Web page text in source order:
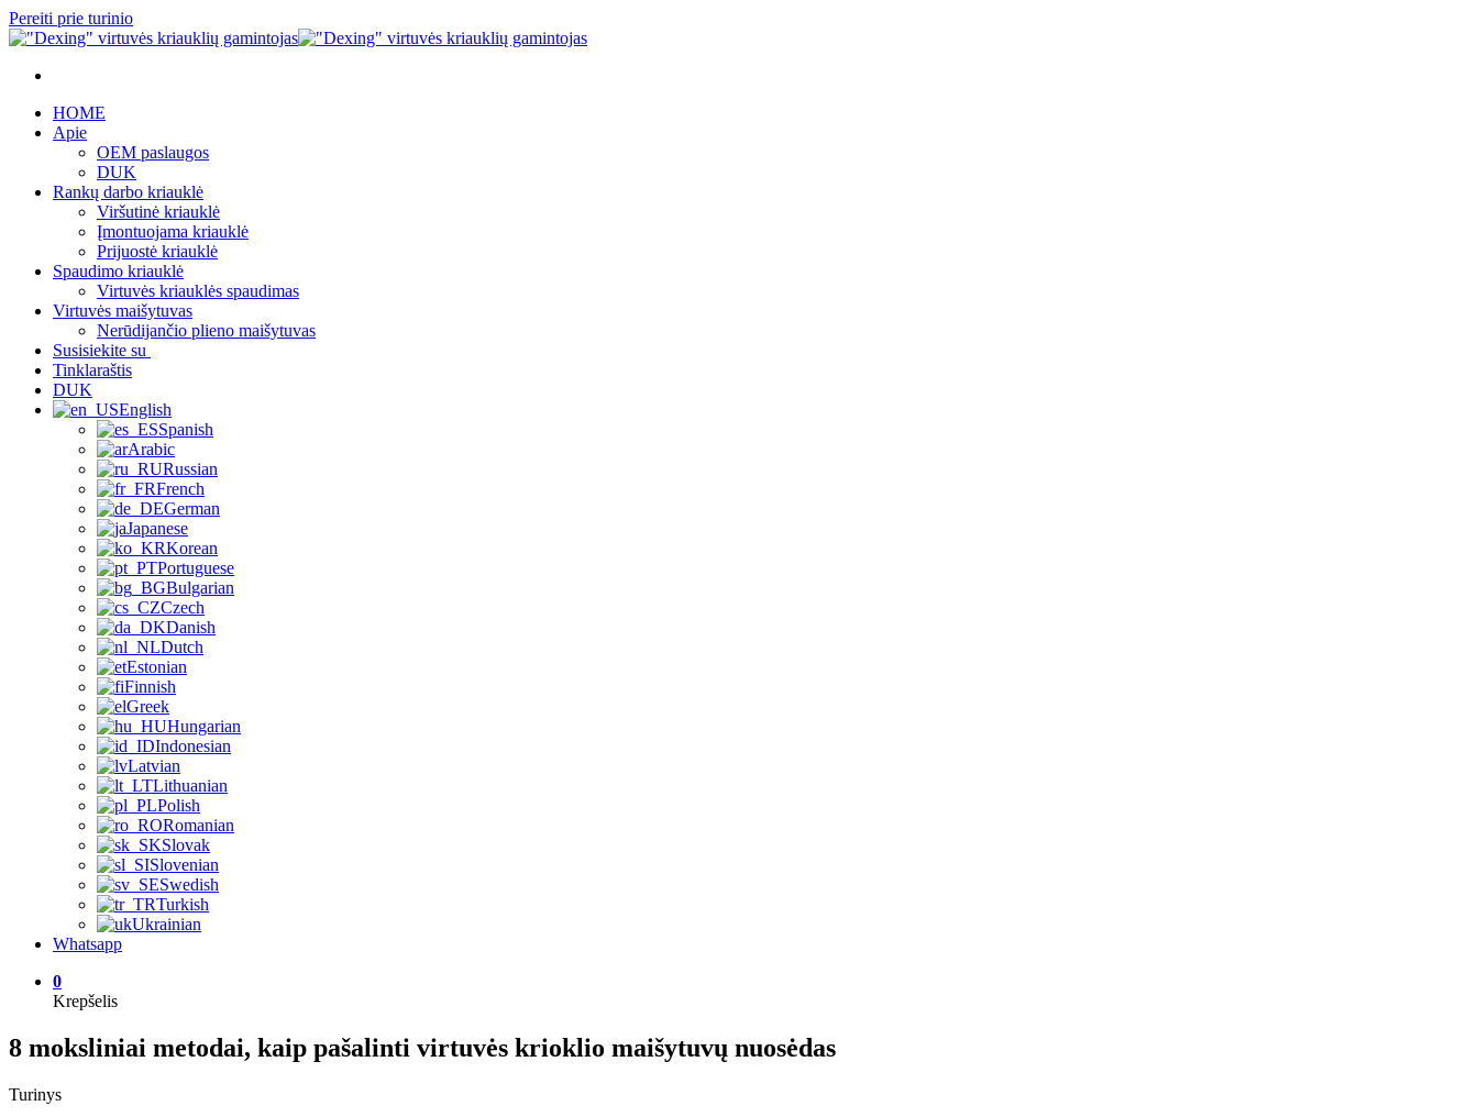
Pereiti prie turinio
HOME
Apie
OEM paslaugos
DUK
Rankų darbo kriauklė
Viršutinė kriauklė
Įmontuojama kriauklė
Prijuostė kriauklė
Spaudimo kriauklė
Virtuvės kriauklės spaudimas
Virtuvės maišytuvas
Nerūdijančio plieno maišytuvas
Susisiekite su
Tinklaraštis
DUK
English
Spanish
Arabic
Russian
French
German
Japanese
Korean
Portuguese
Bulgarian
Czech
Danish
Dutch
Estonian
Finnish
Greek
Hungarian
Indonesian
Latvian
Lithuanian
Polish
Romanian
Slovak
Slovenian
Swedish
Turkish
Ukrainian
Whatsapp
0
Krepšelis
8 moksliniai metodai, kaip pašalinti virtuvės krioklio maišytuvų nuosėdas
Turinys